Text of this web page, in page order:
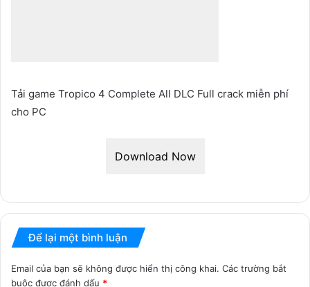
Tải game Tropico 4 Complete All DLC Full crack miễn phí
cho PC
Download Now
Để lại một bình luận
Email của bạn sẽ không được hiển thị công khai. Các trường bắt
buộc được đánh dấu *